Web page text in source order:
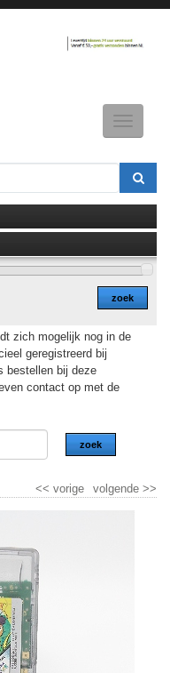
Toggle
▼
▼
zoek
zich mogelijk nog in de
geregistreerd bij
bestellen bij deze
contact op met de
zoek
volgende >>
<< vorige